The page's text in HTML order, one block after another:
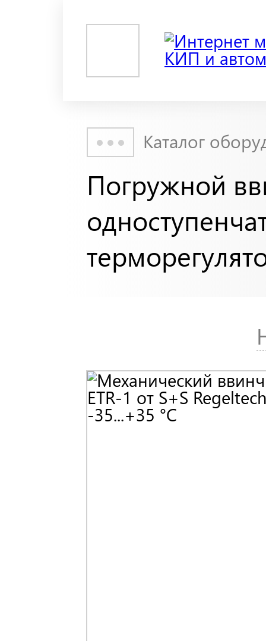
Каталог
Погружной